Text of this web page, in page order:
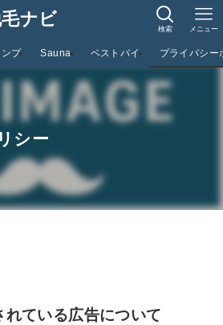
ナビ 検索 メニュー
プ Sauna ベストバイ プライバシー
シー
れている広告について